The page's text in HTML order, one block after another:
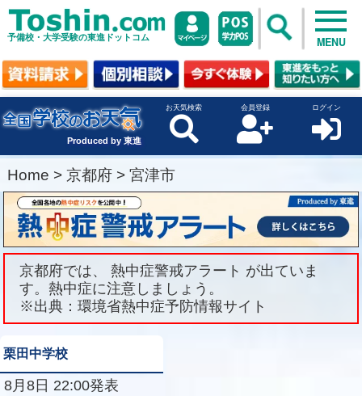
予備校・大学受験の東進ドットコム MENU
Produced by 東進
お天気検索 会員登録 ログイン
Home > 京都府 > 宮津市
京都府では、 熱中症警戒アラート が出ていま
す。熱中症に注意しましょう。
※出典：環境省熱中症予防情報サイト
栗田中学校
8月8日 22:00発表